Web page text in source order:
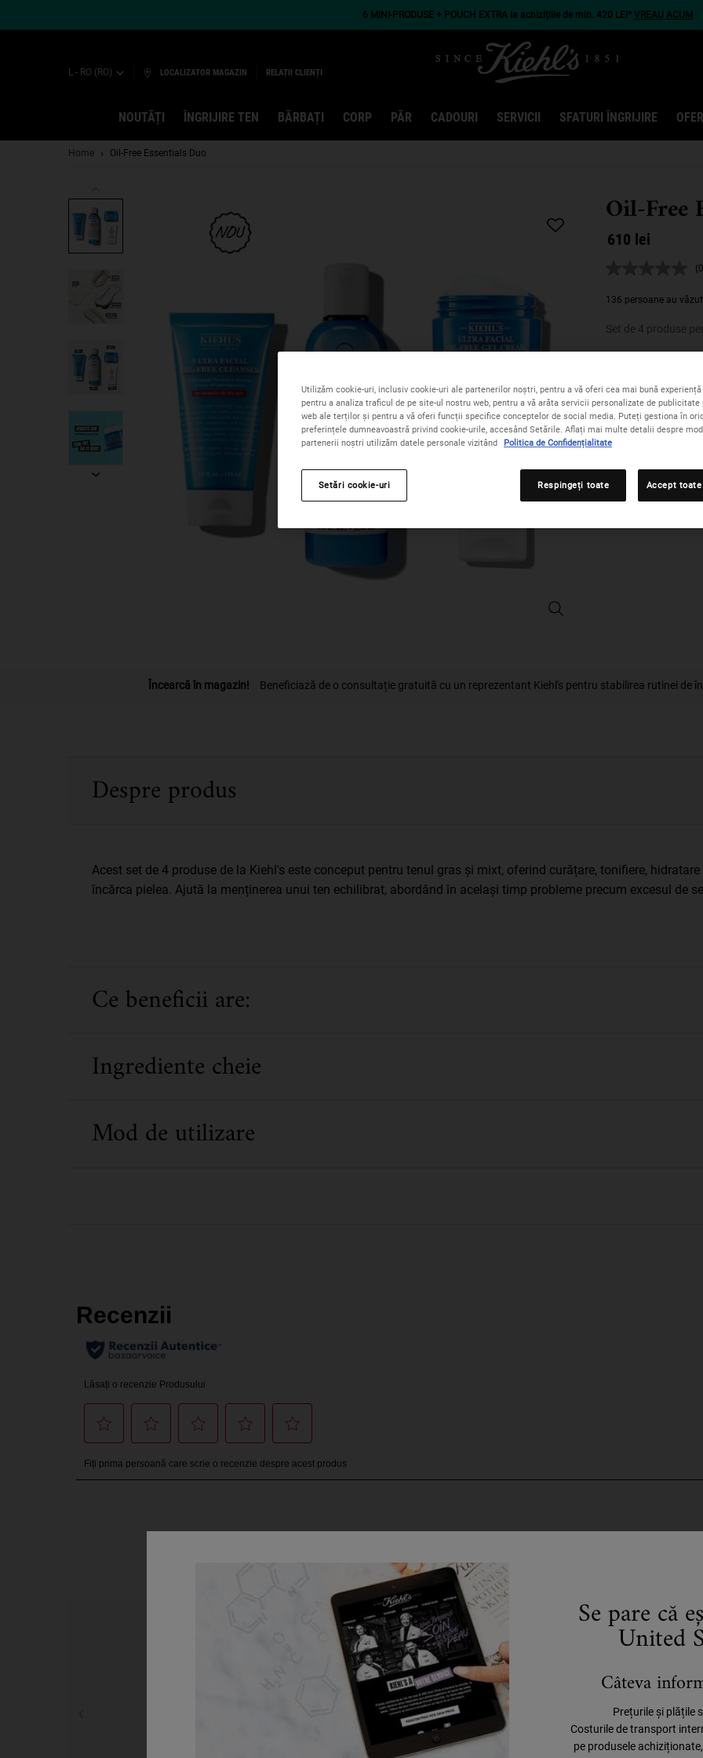
6 MINI-PRODUSE + POUCH EXTRA la achizițiile de min. 420 LEI* VREAU ACUM
L - RO (RO) LOCALIZATOR MAGAZIN RELAȚII CLIENȚI
NOUTĂȚI ÎNGRIJIRE TEN BĂRBAȚI CORP PĂR CADOURI SERVICII SFATURI ÎNGRIJIRE
Home Oil-Free Essentials Duo
Oil-Free
610 lei
136 persoane au
Oil-Free Essentials Duo - Mărește
Set de 4 produse
ACEST SET CONȚINE
Încearcă în magazin! Beneficiază de o consultație gratuită cu un reprezentant Kiehl's pentru stabilirea rutinei de
Despre produs
Acest set de 4 produse de la Kiehl's este conceput pentru tenul gras și mixt, oferind curățare, tonifiere,
încărca pielea. Ajută la menținerea unui ten echilibrat, abordând în același timp probleme precum excesul de
Ce beneficii are:
Ingrediente cheie
Mod de utilizare
Utilizăm cookie-uri, inclusiv cookie-uri ale partenerilor noștri, pentru a vă oferi cea mai bună
pentru a analiza traficul de pe site-ul nostru web, pentru a vă arăta servicii personalizate de publicitate
web ale terților și pentru a vă oferi funcții specifice conceptelor de social media. Puteți gestiona în
preferințele dumneavoastră privind cookie-urile, accesând Setările. Aflați mai multe detalii despre
partenerii noștri utilizăm datele personale vizitând
Politica de Confidențialitate
Setări cookie-uri Respingeți toate Accept
Se pare că
United
Câteva
Prețurile și plățile
Costurile de transport
pe produsele